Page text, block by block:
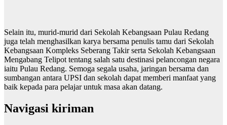
Selain itu, murid-murid dari Sekolah Kebangsaan Pulau Redang
juga telah menghasilkan karya bersama penulis tamu dari Sekolah
Kebangsaan Kompleks Seberang Takir serta Sekolah Kebangsaan
Mengabang Telipot tentang salah satu destinasi pelancongan negara
iaitu Pulau Redang. Semoga segala usaha, jaringan bersama dan
sumbangan antara UPSI dan sekolah dapat memberi manfaat yang
baik kepada para pelajar untuk masa akan datang.
Navigasi kiriman